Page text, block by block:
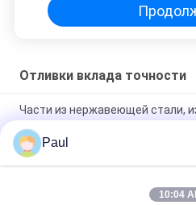
Отливки вклада точности
Части из нержавеющей стали,
потерянного воска
Прецизионное литье из
оборудования экскаватора
Детали машин для
Paul
10:04